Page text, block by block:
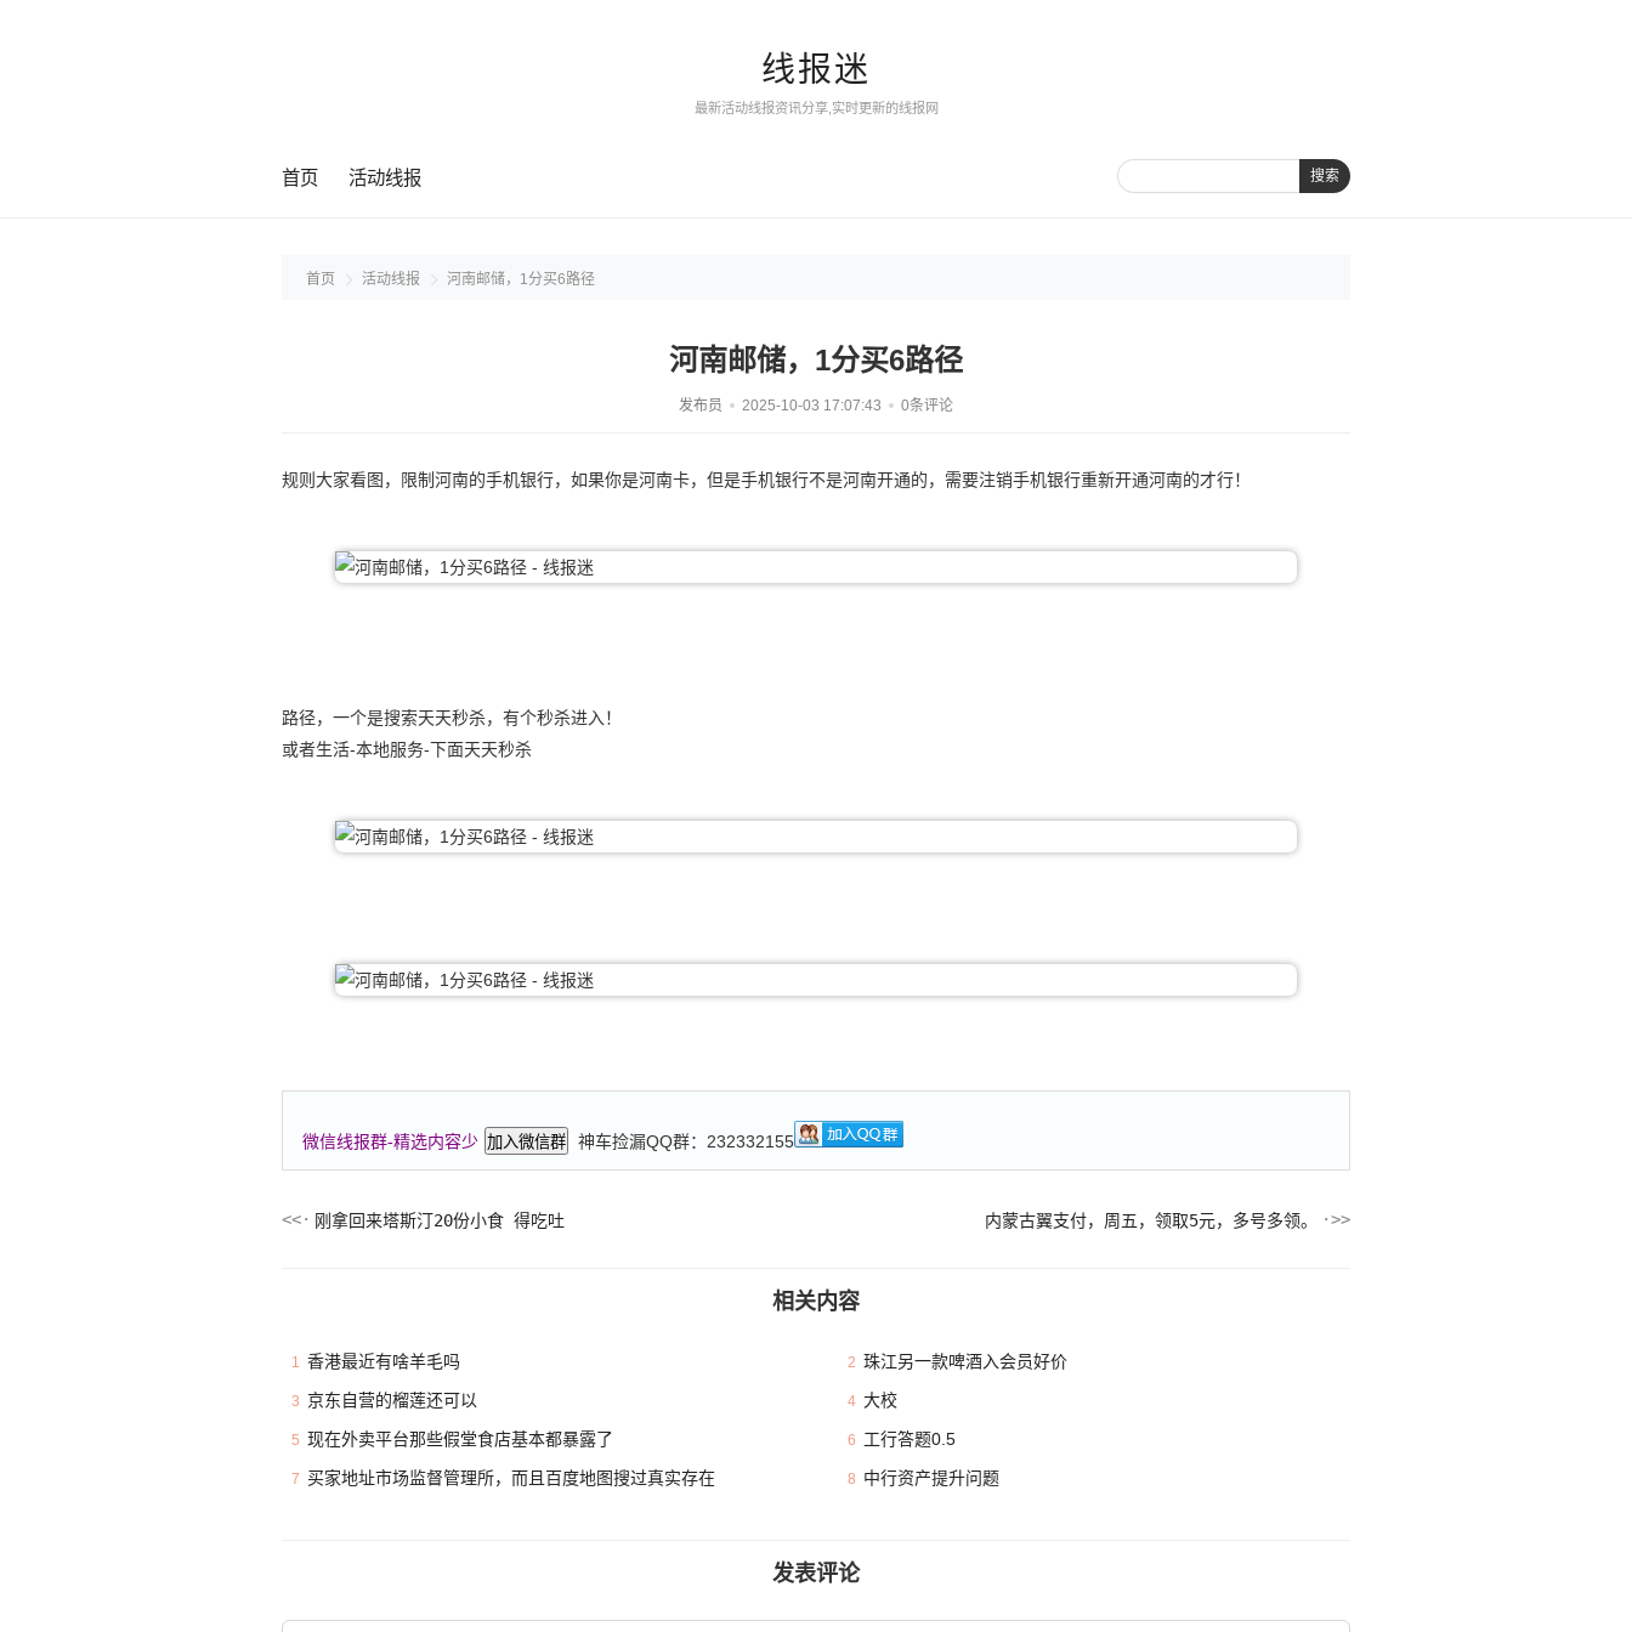
线报迷
最新活动线报资讯分享,实时更新的线报网
首页 活动线报 搜索
首页 活动线报 河南邮储，1分买6路径
河南邮储，1分买6路径
发布员 2025-10-03 17:07:43 0条评论
规则大家看图，限制河南的手机银行，如果你是河南卡，但是手机银行不是河南开通的，需要注销手机银行重新开通河南的才行！
路径，一个是搜索天天秒杀，有个秒杀进入！
或者生活-本地服务-下面天天秒杀
微信线报群-精选内容少 加入微信群 神车捡漏QQ群：232332155
刚拿回来塔斯汀20份小食 得吃吐 内蒙古翼支付，周五，领取5元，多号多领。
相关内容
1 香港最近有啥羊毛吗 2 珠江另一款啤酒入会员好价
3 京东自营的榴莲还可以 4 大校
5 现在外卖平台那些假堂食店基本都暴露了 6 工行答题0.5
7 买家地址市场监督管理所，而且百度地图搜过真实存在 8 中行资产提升问题
发表评论